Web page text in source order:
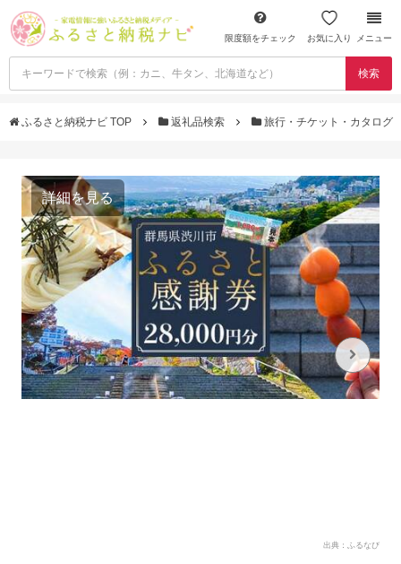
限度額をチェック お気に入り メニュー
検索
ふるさと納税ナビ TOP 返礼品検索 旅行・チケット・カタログ
詳細を見る
出典：ふるなび